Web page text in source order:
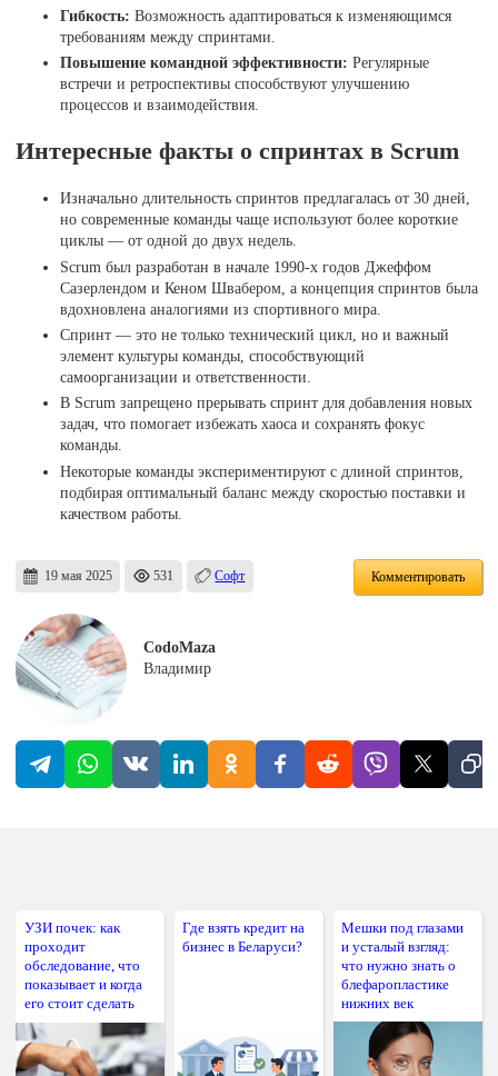
Гибкость: Возможность адаптироваться к изменяющимся
требованиям между спринтами.
Повышение командной эффективности: Регулярные
встречи и ретроспективы способствуют улучшению
процессов и взаимодействия.
Интересные факты о спринтах в Scrum
Изначально длительность спринтов предлагалась от 30 дней,
но современные команды чаще используют более короткие
циклы — от одной до двух недель.
Scrum был разработан в начале 1990-х годов Джеффом
Сазерлендом и Кеном Швабером, а концепция спринтов была
вдохновлена аналогиями из спортивного мира.
Спринт — это не только технический цикл, но и важный
элемент культуры команды, способствующий
самоорганизации и ответственности.
В Scrum запрещено прерывать спринт для добавления новых
задач, что помогает избежать хаоса и сохранять фокус
команды.
Некоторые команды экспериментируют с длиной спринтов,
подбирая оптимальный баланс между скоростью поставки и
качеством работы.
19 мая 2025 531 Софт Комментировать
CodoMaza
Владимир
УЗИ почек: как
проходит
обследование, что
показывает и когда
его стоит сделать
Где взять кредит на
бизнес в Беларуси?
Мешки под глазами
и усталый взгляд:
что нужно знать о
блефаропластике
нижних век